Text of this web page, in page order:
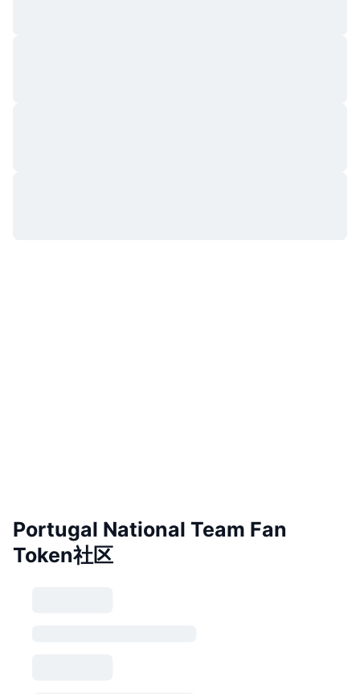
Portugal National Team Fan
Token社区